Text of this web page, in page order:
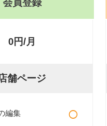
会員登録
0円/月
舗ページ
編集 ○